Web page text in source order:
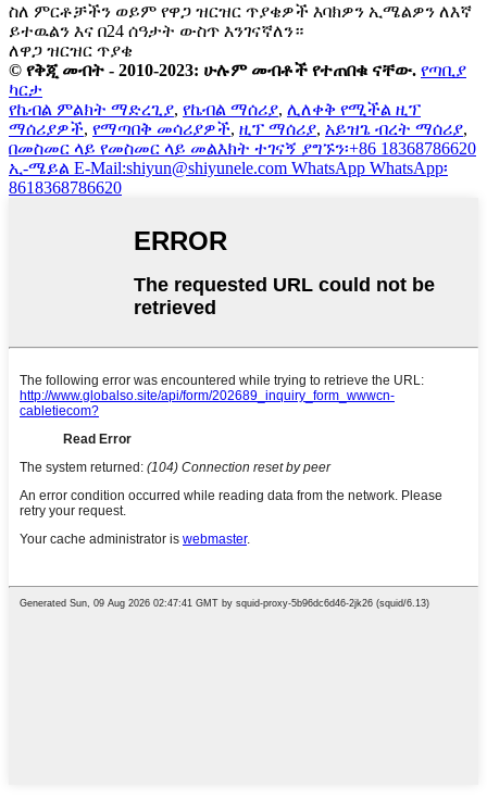
ስለ ምርቶቻችን ወይም የዋጋ ዝርዝር ጥያቄዎች እባክዎን ኢሜልዎን ለእኛ
ይተዉልን እና በ24 ሰዓታት ውስጥ እንገናኛለን።
ለዋጋ ዝርዝር ጥያቄ
© የቅጂ መብት - 2010-2023: ሁሉም መብቶች የተጠበቁ ናቸው. የጣቢያ
ካርታ
የኬብል ምልክት ማድረጊያ, የኬብል ማሰሪያ, ሊለቀቅ የሚችል ዚፕ
ማሰሪያዎች, የማጣበቅ መሳሪያዎች, ዚፕ ማሰሪያ, አይዝጌ ብረት ማሰሪያ,
በመስመር ላይ የመስመር ላይ መልእክት ተገናኝ ያግኙን፡+86 18368786620
ኢ-ሜይል E-Mail:shiyun@shiyunele.com WhatsApp WhatsApp፡
8618368786620